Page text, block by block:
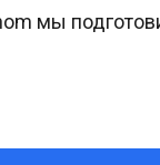
мы